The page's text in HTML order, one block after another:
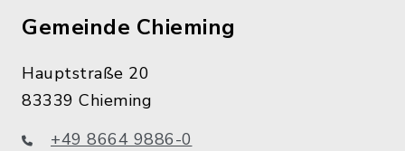
Gemeinde Chieming
Hauptstraße 20
83339 Chieming
+49 8664 9886-0